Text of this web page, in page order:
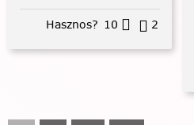
Hasznos? 10 2